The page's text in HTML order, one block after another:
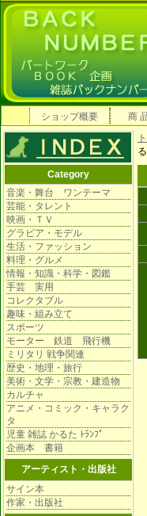
ショップ概要 商
Category
音楽・舞台 ワンテーマ
芸能・タレント
映画・ＴＶ
グラビア・モデル
生活・ファッション
料理・グルメ
情報・知識・科学・図鑑
手芸 実用
コレクタブル
趣味・組み立て
スポーツ
モーター 鉄道 飛行機
ミリタリ 戦争関連
歴史・地理・旅行
美術・文学・宗教・建造物
カルチャ
アニメ・コミック・キャラク
タ
児童 雑誌 かるた ﾄﾗﾝﾌﾟ
企画本 書籍
アーティスト・出版社
サイン本
作家・出版社